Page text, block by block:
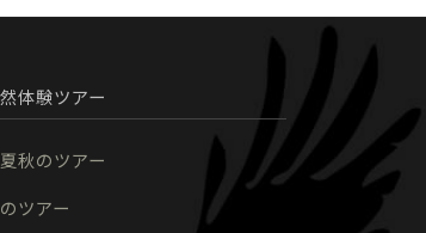
体験ツアー
秋のツアー
ツアー